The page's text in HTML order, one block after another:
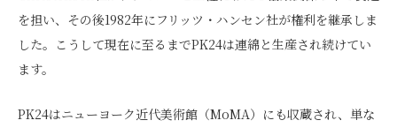
を担い、その後1982年にフリッツ・ハンセン社が権利を継承しま
した。こうして現在に至るまでPK24は連綿と生産され続けてい
ます。
PK24はニューヨーク近代美術館（MoMA）にも収蔵され、単な